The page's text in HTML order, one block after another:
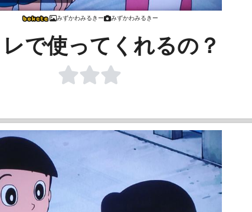
みずかわみるきー みずかわみるきー
で使ってくれるの？